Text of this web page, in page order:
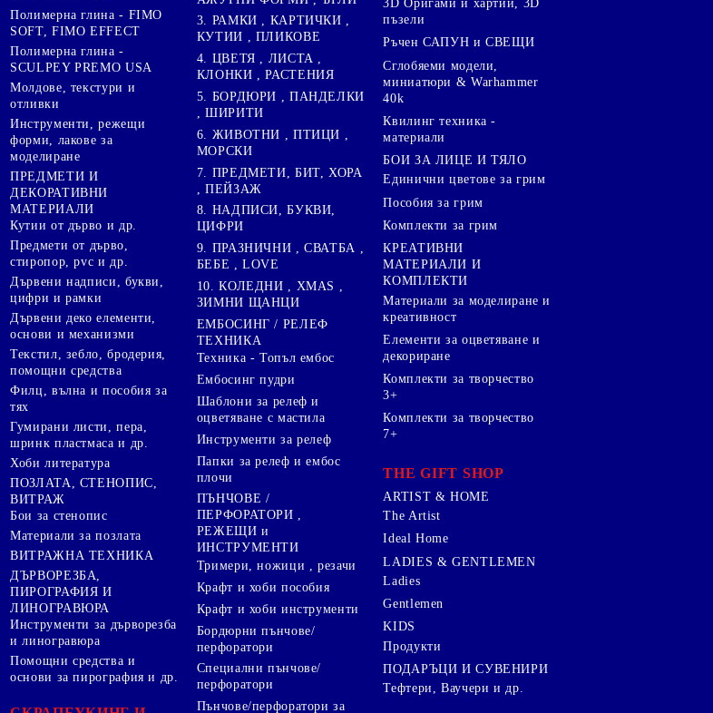
Полимерна глина - FIMO
SOFT, FIMO EFFECT
Полимерна глина -
SCULPEY PREMO USA
Молдове, текстури и
отливки
Инструменти, режещи
форми, лакове за
моделиране
ПРЕДМЕТИ И
ДЕКОРАТИВНИ
МАТЕРИАЛИ
Кутии от дърво и др.
Предмети от дърво,
стиропор, pvc и др.
Дървени надписи, букви,
цифри и рамки
Дървени деко елементи,
основи и механизми
Текстил, зебло, бродерия,
помощни средства
Филц, вълна и пособия за
тях
Гумирани листи, пера,
шринк пластмаса и др.
Хоби литература
ПОЗЛАТА, СТЕНОПИС,
ВИТРАЖ
Бои за стенопис
Материали за позлата
ВИТРАЖНА ТЕХНИКА
ДЪРВОРЕЗБА,
ПИРОГРАФИЯ И
ЛИНОГРАВЮРА
Инструменти за дърворезба
и линогравюра
Помощни средства и
основи за пирография и др.
3. РАМКИ , КАРТИЧКИ ,
КУТИИ , ПЛИКОВЕ
4. ЦВЕТЯ , ЛИСТА ,
КЛОНКИ , РАСТЕНИЯ
5. БОРДЮРИ , ПАНДЕЛКИ
, ШИРИТИ
6. ЖИВОТНИ , ПТИЦИ ,
МОРСКИ
7. ПРЕДМЕТИ, БИТ, ХОРА
, ПЕЙЗАЖ
8. НАДПИСИ, БУКВИ,
ЦИФРИ
9. ПРАЗНИЧНИ , СВАТБА ,
БЕБЕ , LOVE
10. КОЛЕДНИ , XMAS ,
ЗИМНИ ЩАНЦИ
ЕМБОСИНГ / РЕЛЕФ
ТЕХНИКА
Техника - Топъл ембос
Ембосинг пудри
Шаблони за релеф и
оцветяване с мастила
Инструменти за релеф
Папки за релеф и ембос
плочи
ПЪНЧОВЕ /
ПЕРФОРАТОРИ ,
РЕЖЕЩИ и
ИНСТРУМЕНТИ
Тримери, ножици , резачи
Крафт и хоби пособия
Крафт и хоби инструменти
Бордюрни пънчове/
перфоратори
Специални пънчове/
перфоратори
Пънчове/перфоратори за
3D Оригами и хартии, 3D
пъзели
Ръчен САПУН и СВЕЩИ
Сглобяеми модели,
миниатюри & Warhammer
40k
Квилинг техника -
материали
БОИ ЗА ЛИЦЕ И ТЯЛО
Единични цветове за грим
Пособия за грим
Комплекти за грим
КРЕАТИВНИ
МАТЕРИАЛИ И
КОМПЛЕКТИ
Mатериали за моделиране и
креативност
Елементи за оцветяване и
декориране
Комплекти за творчество
3+
Комплекти за творчество
7+
THE GIFT SHOP
ARTIST & HOME
The Artist
Ideal Home
LADIES & GENTLEMEN
Ladies
Gentlemen
KIDS
Продукти
ПОДАРЪЦИ И СУВЕНИРИ
Тефтери, Ваучери и др.